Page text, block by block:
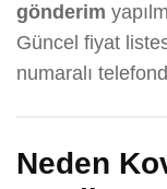
gönderim
Güncel fiyat
numaralı
Neden